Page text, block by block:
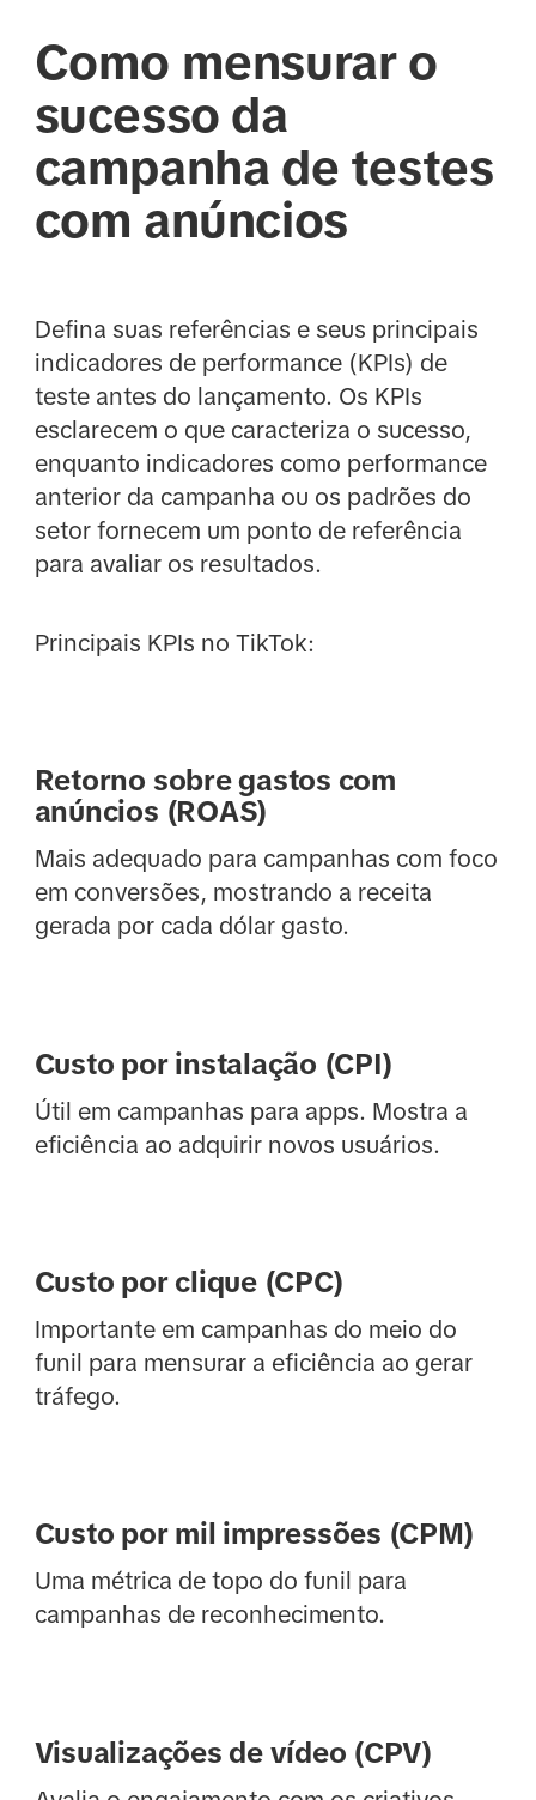
Como mensurar o
sucesso da
campanha de testes
com anúncios
Defina suas referências e seus principais
indicadores de performance (KPIs) de
teste antes do lançamento. Os KPIs
esclarecem o que caracteriza o sucesso,
enquanto indicadores como performance
anterior da campanha ou os padrões do
setor fornecem um ponto de referência
para avaliar os resultados.
Principais KPIs no TikTok:
Retorno sobre gastos com
anúncios (ROAS)
Mais adequado para campanhas com foco
em conversões, mostrando a receita
gerada por cada dólar gasto.
Custo por instalação (CPI)
Útil em campanhas para apps. Mostra a
eficiência ao adquirir novos usuários.
Custo por clique (CPC)
Importante em campanhas do meio do
funil para mensurar a eficiência ao gerar
tráfego.
Custo por mil impressões (CPM)
Uma métrica de topo do funil para
campanhas de reconhecimento.
Visualizações de vídeo (CPV)